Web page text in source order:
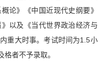
论》《中国近现代史纲要》
以及《当代世界政治经济与
重大时事。考试时间为1.5小
者不予录取。